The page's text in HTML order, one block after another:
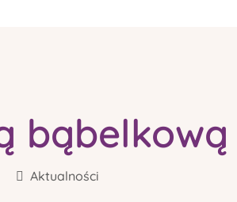
bąbelkową
Aktualności